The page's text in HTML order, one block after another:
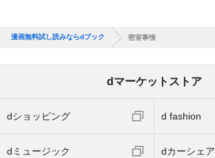
漫画無料試し読みならdブック 密室事情
dマーケットストア
dショッピング d fashion
dミュージック dカーシェア